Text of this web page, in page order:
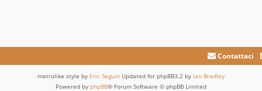
Contattaci
metrolike style by Eric Seguin Updated for phpBB3.2 by Ian Bradley
Powered by phpBB® Forum Software © phpBB Limited